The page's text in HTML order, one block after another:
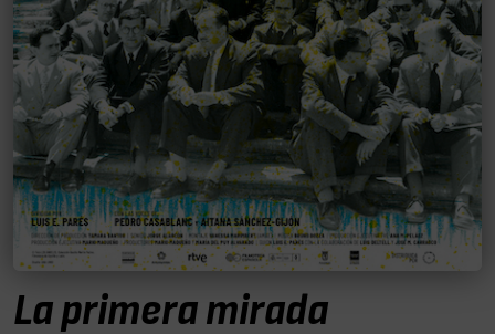
La primera mirada